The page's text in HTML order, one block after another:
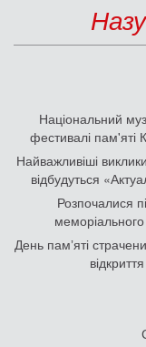
Національний
фестивалі пам'яті
Найважливіші
відбудуться
Розпочалися
День памʼяті